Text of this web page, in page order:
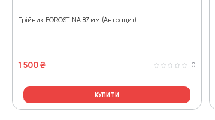
Трійник FOROSTINA 87 мм (Антрацит)
1 500₴ 0
КУПИТИ